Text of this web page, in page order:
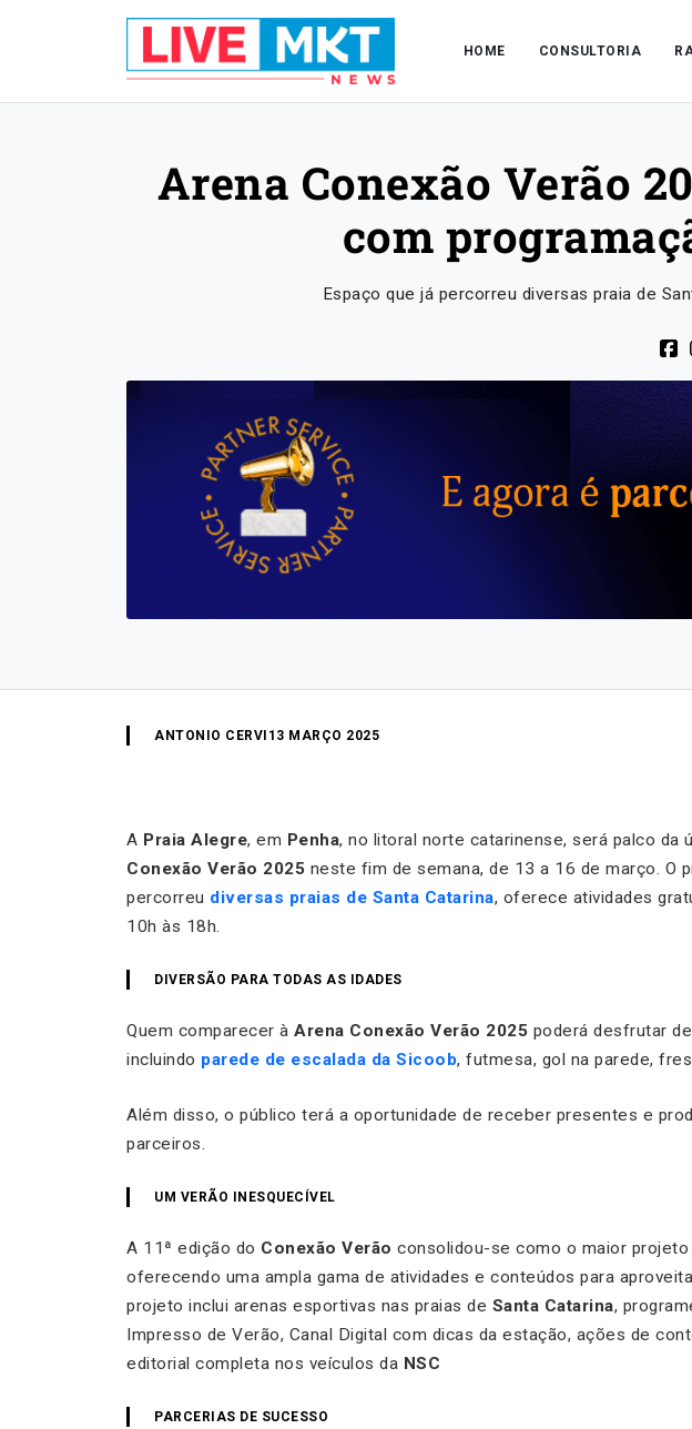
HOME CONSULTORIA
Arena Conexão Verão
com
Espaço que já percorreu diversas praia de
ANTONIO CERVI 13 MARÇO 2025
A Praia Alegre, em Penha, no litoral norte catarinense, será palco da
Conexão Verão 2025 neste fim de semana, de 13 a 16 de março. O
percorreu diversas praias de Santa Catarina, oferece atividades
10h às 18h.
DIVERSÃO PARA TODAS AS IDADES
Quem comparecer à Arena Conexão Verão 2025 poderá desfrutar
incluindo parede de escalada da Sicoob, futmesa, gol na parede,
Além disso, o público terá a oportunidade de receber presentes e
parceiros.
UM VERÃO INESQUECÍVEL
A 11ª edição do Conexão Verão consolidou-se como o maior projeto
oferecendo uma ampla gama de atividades e conteúdos para
projeto inclui arenas esportivas nas praias de Santa Catarina,
Impresso de Verão, Canal Digital com dicas da estação, ações de
editorial completa nos veículos da NSC
PARCERIAS DE SUCESSO